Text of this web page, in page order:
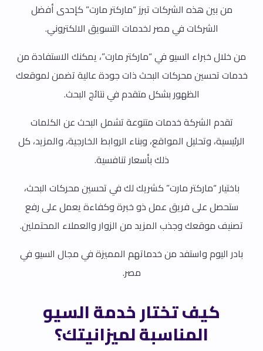
من بين هذه الشركات تبرز “ماركتر مارت” كإحدى أفضل
الشركات في مصر لخدمات التسويق الالكتروني.
من خلال خبراء السيو في “ماركتر مارت”، يمكنك الاستفادة من
خدمات تحسين محركات البحث ذات جودة عالية تضمن لموقعك
الظهور بشكل متقدم في نتائج البحث.
تقدم الشركة خدمات متنوعة تشمل البحث عن الكلمات
الرئيسية، وتحليل المواقع، وبناء الروابط الخارجية، والمزيد، كل
ذلك بأسعار تنافسية.
باختيار “ماركتر مارت” كشريك لك في تحسين محركات البحث،
ستحصل على فريق عمل ذو خبرة وكفاءة يعمل على رفع
تصنيف موقعك وجذب المزيد من الزوار والعملاء المحتملين.
بادر اليوم واستفد من خدماتهم المميزة في مجال السيو في
مصر.
كيف تختار خدمة السيو
المناسبة لميزانيتك؟